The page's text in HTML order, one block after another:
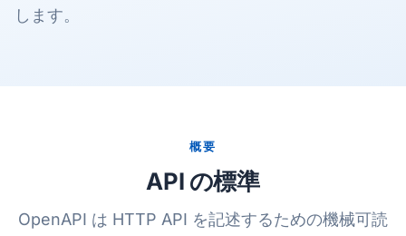
します。
概要
API の標準
OpenAPI は HTTP API を記述するための機械可読